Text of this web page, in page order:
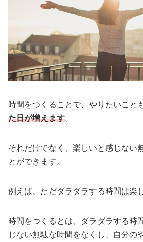
時間をつくることで、やりたいこと
た日が増えます。
それだけでなく、楽しいと感じない
とができます。
例えば、ただダラダラする時間は楽
時間をつくるとは、ダラダラする時
じない無駄な時間をなくし、自分の